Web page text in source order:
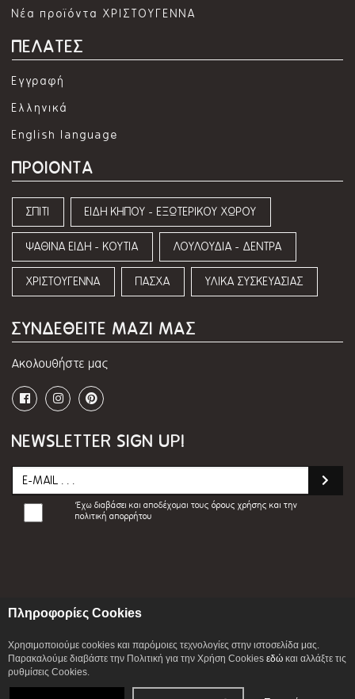
Νέα προϊόντα ΧΡΙΣΤΟΥΓΕΝΝΑ
ΠΕΛΑΤΕΣ
Εγγραφή
Ελληνικά
English language
ΠΡΟΙΟΝΤΑ
ΣΠΙΤΙ ΕΙΔΗ ΚΗΠΟΥ - ΕΞΩΤΕΡΙΚΟΥ ΧΩΡΟΥ
ΨΑΘΙΝΑ ΕΙΔΗ - ΚΟΥΤΙΑ ΛΟΥΛΟΥΔΙΑ - ΔΕΝΤΡΑ
ΧΡΙΣΤΟΥΓΕΝΝΑ ΠΑΣΧΑ ΥΛΙΚΑ ΣΥΣΚΕΥΑΣΙΑΣ
ΣΥΝΔΕΘΕΙΤΕ ΜΑΖΙ ΜΑΣ
Ακολουθήστε μας
NEWSLETTER SIGN UP!
Έχω διαβάσει και αποδέχομαι τους όρους χρήσης και την
πολιτική απορρήτου
© 2026 ILIADIS ALEXANDROS S.A. All Rights
Reserved. Development ByCITYCOM I.S.
Πληροφορίες Cookies
Χρησιμοποιούμε cookies και παρόμοιες τεχνολογίες στην ιστοσελίδα μας.
Παρακαλούμε διαβάστε την Πολιτική για την Χρήση Cookies εδώ και αλλάξτε τις
ρυθμίσεις Cookies.